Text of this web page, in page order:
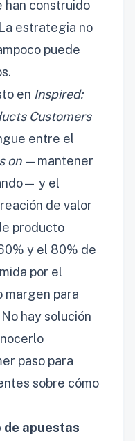
han construido
estrategia no
puede
en Inspired:
Customers
entre el
on—mantener
y el
de valor
producto
y el 80% de
por el
margen para
hay solución
paso para
sobre cómo
apuestas